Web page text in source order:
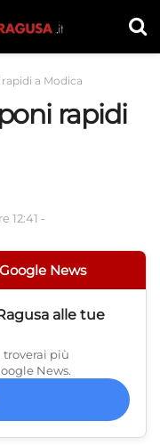
a Modica
rapidi
12:41 -
News
alle tue
troverai più
News.